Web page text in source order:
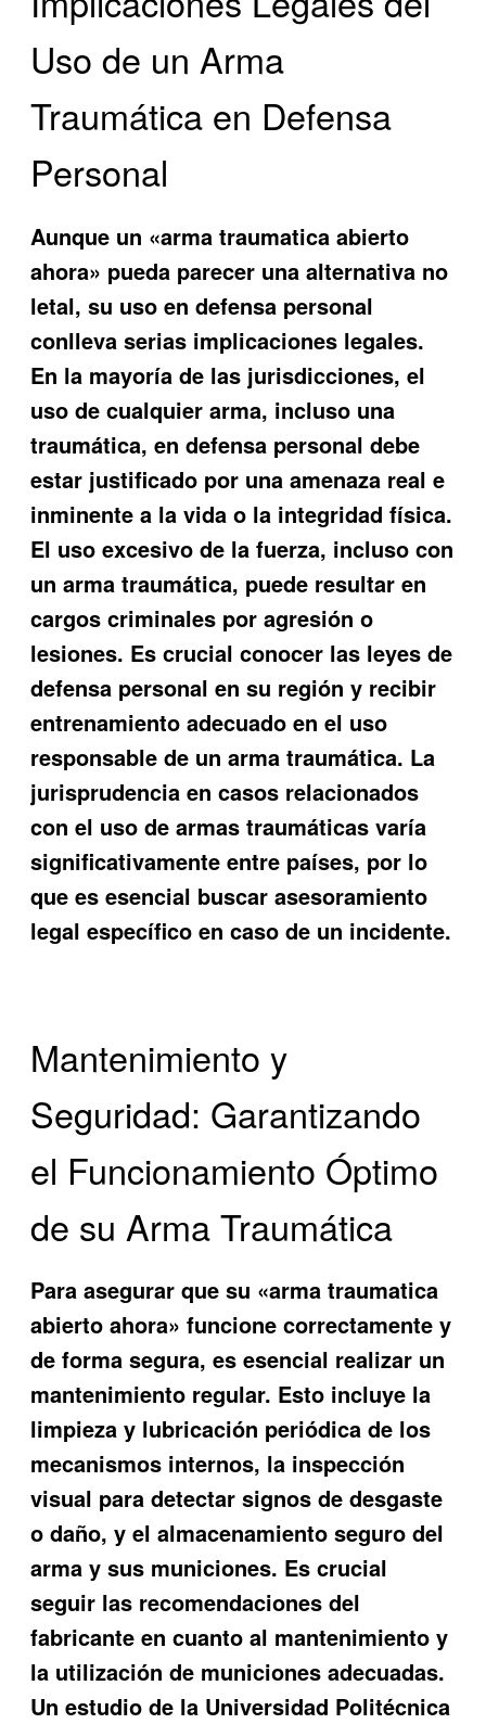
Uso de un Arma
Traumática en Defensa
Personal
Aunque un «arma traumatica abierto
ahora» pueda parecer una alternativa no
letal, su uso en defensa personal
conlleva serias implicaciones legales.
En la mayoría de las jurisdicciones, el
uso de cualquier arma, incluso una
traumática, en defensa personal debe
estar justificado por una amenaza real e
inminente a la vida o la integridad física.
El uso excesivo de la fuerza, incluso con
un arma traumática, puede resultar en
cargos criminales por agresión o
lesiones. Es crucial conocer las leyes de
defensa personal en su región y recibir
entrenamiento adecuado en el uso
responsable de un arma traumática. La
jurisprudencia en casos relacionados
con el uso de armas traumáticas varía
significativamente entre países, por lo
que es esencial buscar asesoramiento
legal específico en caso de un incidente.
Mantenimiento y
Seguridad: Garantizando
el Funcionamiento Óptimo
de su Arma Traumática
Para asegurar que su «arma traumatica
abierto ahora» funcione correctamente y
de forma segura, es esencial realizar un
mantenimiento regular. Esto incluye la
limpieza y lubricación periódica de los
mecanismos internos, la inspección
visual para detectar signos de desgaste
o daño, y el almacenamiento seguro del
arma y sus municiones. Es crucial
seguir las recomendaciones del
fabricante en cuanto al mantenimiento y
la utilización de municiones adecuadas.
Un estudio de la Universidad Politécnica